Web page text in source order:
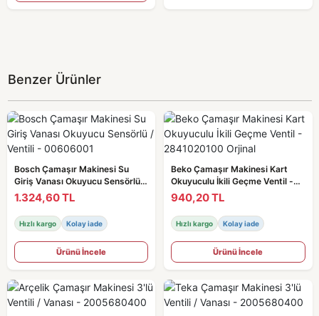
Benzer Ürünler
Bosch Çamaşır Makinesi Su
Giriş Vanası Okuyucu Sensörlü /
Ventili - 00606001
1.324,60 TL
Hızlı kargo Kolay iade
Ürünü İncele
Beko Çamaşır Makinesi Kart
Okuyuculu İkili Geçme Ventil -
2841020100 Orjinal
940,20 TL
Hızlı kargo Kolay iade
Ürünü İncele